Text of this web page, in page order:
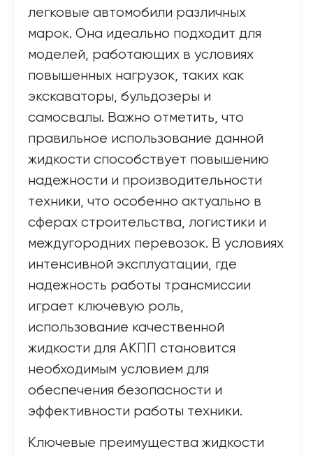
легковые автомобили различных
марок. Она идеально подходит для
моделей, работающих в условиях
повышенных нагрузок, таких как
экскаваторы, бульдозеры и
самосвалы. Важно отметить, что
правильное использование данной
жидкости способствует повышению
надежности и производительности
техники, что особенно актуально в
сферах строительства, логистики и
междугородних перевозок. В условиях
интенсивной эксплуатации, где
надежность работы трансмиссии
играет ключевую роль,
использование качественной
жидкости для АКПП становится
необходимым условием для
обеспечения безопасности и
эффективности работы техники.
Ключевые преимущества жидкости